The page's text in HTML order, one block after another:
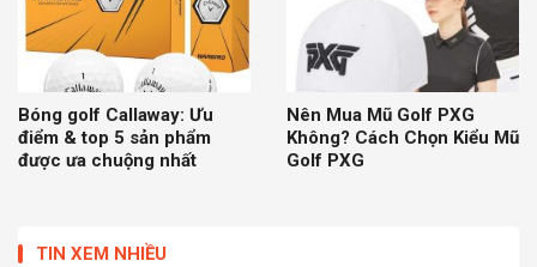
Bóng golf Callaway: Ưu
điểm & top 5 sản phẩm
được ưa chuộng nhất
Nên Mua Mũ Golf PXG
Không? Cách Chọn Kiểu Mũ
Golf PXG
TIN XEM NHIỀU